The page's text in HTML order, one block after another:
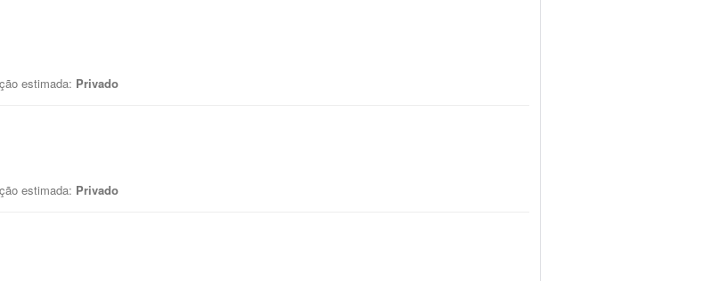
estimada: Privado
estimada: Privado